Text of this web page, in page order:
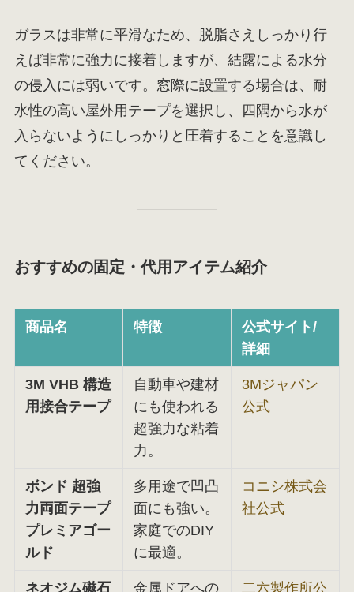
ガラスは非常に平滑なため、脱脂さえしっかり行
えば非常に強力に接着しますが、結露による水分
の侵入には弱いです。窓際に設置する場合は、耐
水性の高い屋外用テープを選択し、四隅から水が
入らないようにしっかりと圧着することを意識し
てください。
おすすめの固定・代用アイテム紹介
商品名 特徴
公式サイト/
詳細
3M VHB 構造
用接合テープ
自動車や建材
にも使われる
超強力な粘着
力。
3Mジャパン
公式
ボンド 超強
力両面テープ
プレミアゴー
ルド
多用途で凹凸
面にも強い。
家庭でのDIY
に最適。
コニシ株式会
社公式
ネオジム磁石
金属ドアへの
二六製作所公